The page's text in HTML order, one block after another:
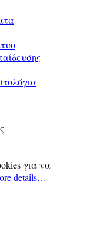
για να
details…